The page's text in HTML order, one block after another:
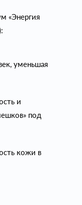
«Энергия
уменьшая
и
под
кожи в